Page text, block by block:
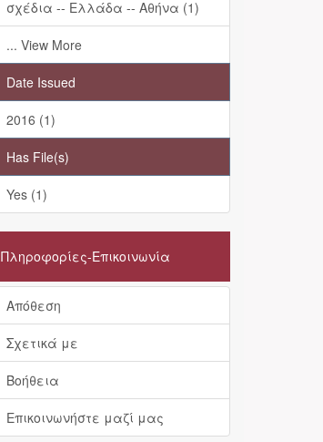
σχέδια -- Ελλάδα -- Αθήνα (1)
... View More
Date Issued
2016 (1)
Has File(s)
Yes (1)
Πληροφορίες-Επικοινωνία
Απόθεση
Σχετικά με
Βοήθεια
Επικοινωνήστε μαζί μας